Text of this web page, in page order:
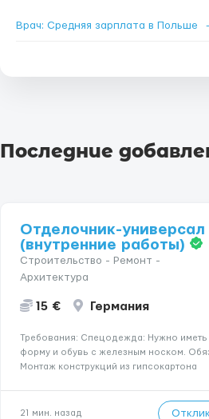
Врач: Средняя зарплата в Польше
Последние
Отделочник-универсал
(внутренние работы)
Строительство - Ремонт -
Архитектура
15 € Германия
Требования: Спецодежда: Нужно
форму и обувь с железным носком.
Монтаж конструкций из гипсокартона
Выполнение малярных работ
21 мин. назад